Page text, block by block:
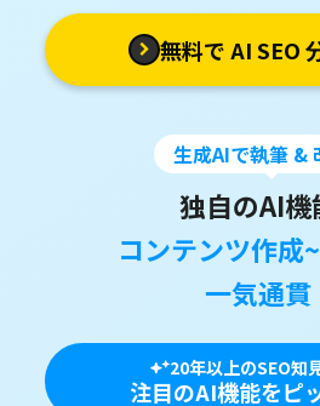
無料で AI SEO
生成AIで執筆 &
独自のAI機
コンテンツ作成
一気通貫
20年以上のSEO知
注目のAI機能をピ